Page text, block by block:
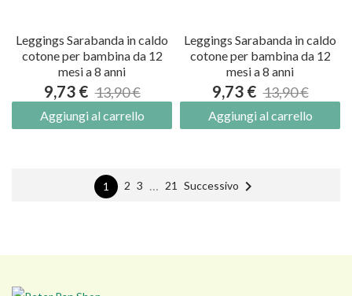
Leggings Sarabanda in caldo
cotone per bambina da 12
mesi a 8 anni
9,73 € 13,90 €
Aggiungi al carrello
Leggings Sarabanda in caldo
cotone per bambina da 12
mesi a 8 anni
9,73 € 13,90 €
Aggiungi al carrello
1 2 3 … 21 Successivo 